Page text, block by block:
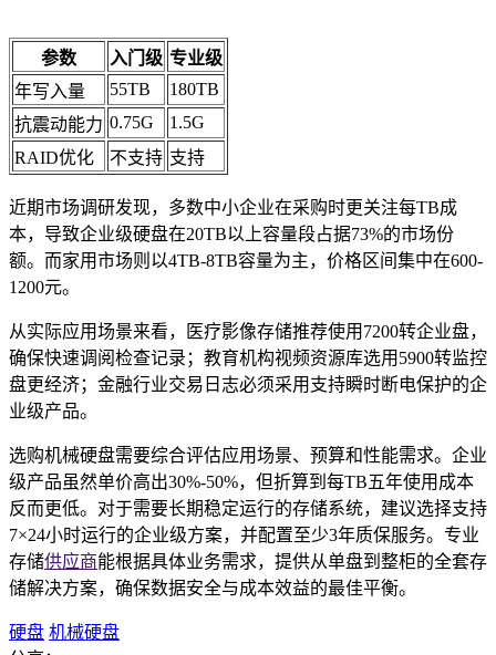
参数 入门级 专业级
年写入量
55TB
180TB
抗震动能力 0.75G
1.5G
RAID优化
不支持 支持
近期市场调研发现，多数中小企业在采购时更关注每TB成
本，导致企业级硬盘在20TB以上容量段占据73%的市场份
额。而家用市场则以4TB-8TB容量为主，价格区间集中在600-
1200元。
从实际应用场景来看，医疗影像存储推荐使用7200转企业盘，
确保快速调阅检查记录；教育机构视频资源库选用5900转监控
盘更经济；金融行业交易日志必须采用支持瞬时断电保护的企
业级产品。
选购机械硬盘需要综合评估应用场景、预算和性能需求。企业
级产品虽然单价高出30%-50%，但折算到每TB五年使用成本
反而更低。对于需要长期稳定运行的存储系统，建议选择支持
7×24小时运行的企业级方案，并配置至少3年质保服务。专业
存储供应商能根据具体业务需求，提供从单盘到整柜的全套存
储解决方案，确保数据安全与成本效益的最佳平衡。
硬盘 机械硬盘